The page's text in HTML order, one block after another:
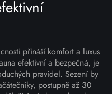
přináší komfort a luxus
efektivní a bezpečná, je
pravidel. Sezení by
postupně až 30